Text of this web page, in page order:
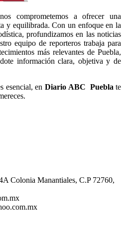
comprometemos a ofrecer una
y equilibrada. Con un enfoque en la
profundizamos en las noticias
equipo de reporteros trabaja para
más relevantes de Puebla,
información clara, objetiva y de
esencial, en Diario ABC Puebla te
Colonia Manantiales, C.P 72760,